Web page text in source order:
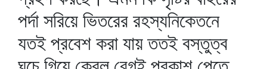
পর্দা সরিয়ে ভিতরের রহস্যনিকেতনে
যতই প্রবেশ করা যায় ততই বস্তুত্ব